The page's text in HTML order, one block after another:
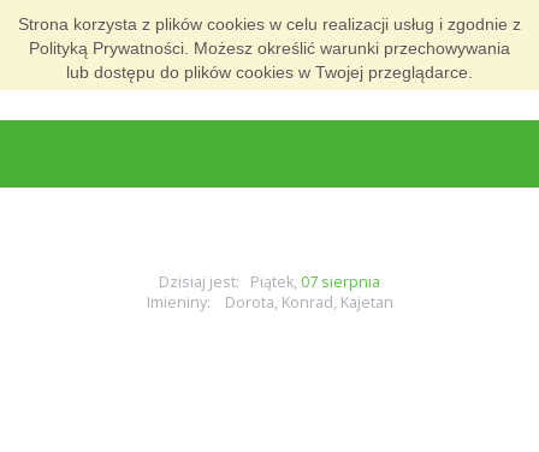
Strona korzysta z plików cookies w celu realizacji usług i zgodnie z
Polityką Prywatności. Możesz określić warunki przechowywania
lub dostępu do plików cookies w Twojej przeglądarce.
Dzisiaj jest: Piątek, 07 sierpnia
Imieniny: Dorota, Konrad, Kajetan